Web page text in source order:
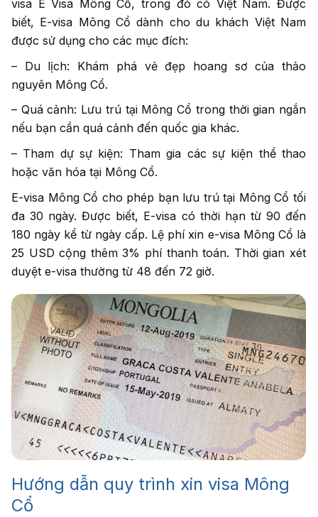
visa E Visa Mông Cổ, trong đó có Việt Nam. Được
biết, E-visa Mông Cổ dành cho du khách Việt Nam
được sử dụng cho các mục đích:
– Du lịch: Khám phá vẻ đẹp hoang sơ của thảo
nguyên Mông Cổ.
– Quá cảnh: Lưu trú tại Mông Cổ trong thời gian ngắn
nếu bạn cần quá cảnh đến quốc gia khác.
– Tham dự sự kiện: Tham gia các sự kiện thể thao
hoặc văn hóa tại Mông Cổ.
E-visa Mông Cổ cho phép bạn lưu trú tại Mông Cổ tối
đa 30 ngày. Được biết, E-visa có thời hạn từ 90 đến
180 ngày kể từ ngày cấp. Lệ phí xin e-visa Mông Cổ là
25 USD cộng thêm 3% phí thanh toán. Thời gian xét
duyệt e-visa thường từ 48 đến 72 giờ.
Hướng dẫn quy trình xin visa Mông
Cổ